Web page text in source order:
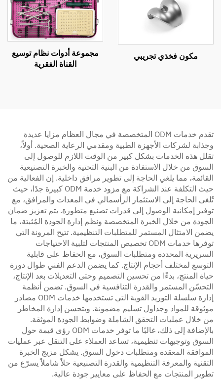
مكون فخذي تجريبي
مجموعة أدوات نظام توسيع
القناة الفقرية
تقدم خدمات ODM المتخصصة في مجال العظام مزايا عديدة
وجذابة لشركات الأجهزة الطبية ومقدمي الرعاية الصحية. أولاً،
تقلل هذه الخدمات بشكل كبير من الوقت اللازم للوصول إلى
السوق من خلال الاستفادة من البنية التحتية والخبرة التصنيعية
القائمة، مما يلغي الحاجة إلى تطوير مرافق داخلية. إن الفعالية من
حيث التكلفة عند الشراكة مع مزود خدمة ODM كبيرة جدًا، حيث
تُلغى الحاجة إلى الاستثمار الرأسمالي في المعدات والمرافق، مع
توفير إمكانية الوصول إلى قدرات تصنيع متطورة. يتم تعزيز ضمان
الجودة من خلال الخبرة المتخصصة ونظم إدارة الجودة المُثبتة، ما
يضمن الامتثال المستمر للمتطلبات التنظيمية. تتيح المرونة التي
توفرها خدمات ODM تخصيص المنتجات لتلبية الاحتياجات
السريرية المحددة ومتطلبات السوق، مع الحفاظ على قابلية
التوسع لمختلف أحجام الإنتاج. كما يضمن الدعم الفني طوال دورة
حياة المنتج، بدءًا من تحسين التصميم وحتى التعديلات بعد الإنتاج،
التحسّن المستمر والقدرة التنافسية في السوق. تضمن أنظمة
إدارة سلسلة التوريد القوية التي تستخدمها خدمات ODM مصادر
موثوقة للمواد وجداول تسليم مضمونة. ويتحسن إدارة المخاطر
من خلال عمليات التحقق الشاملة وضوابط الجودة الموثقة.
بالإضافة إلى ذلك، غالبًا ما توفر خدمات ODM رؤى قيمة حول
السوق وتوجيهات تنظيمية، تساعد العملاء على التنقل عبر عمليات
الموافقة المعقدة ومتطلبات دخول السوق. يشكل مزيج الخبرة
التقنية والمعرفة التنظيمية والقدرة التصنيعية حلاً شاملاً يسرّع من
تطوير المنتجات مع الحفاظ على معايير جودة عالية.